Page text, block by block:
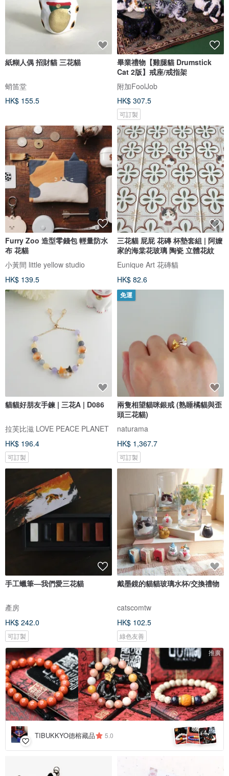
紙糊人偶 招財貓 三花貓
蛸笛堂
HK$ 155.5
畢業禮物【雞腿貓 Drumstick
Cat 2版】戒座/戒指架
附加FoolJob
HK$ 307.5
可訂製
Furry Zoo 造型零錢包 輕量防水
布 花貓
小黃間 little yellow studio
HK$ 139.5
三花貓 屁屁 花磚 杯墊套組 | 阿嬤
家的海棠花玻璃 陶瓷 立體花紋
Eunique Art 花磚貓
HK$ 82.6
貓貓好朋友手鍊 | 三花A | D086
拉芙比滋 LOVE PEACE PLANET
HK$ 196.4
可訂製
免運
兩隻相望貓咪銀戒 (熟睡橘貓與歪
頭三花貓)
naturama
HK$ 1,367.7
可訂製
手工蠟筆—我們愛三花貓
產房
HK$ 242.0
可訂製
戴墨鏡的貓貓玻璃水杯/交換禮物
catscomtw
HK$ 102.5
綠色友善
推廣
TIBUKKYO德榕藏品 5.0 +4